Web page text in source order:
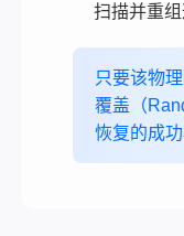
扫描并重组
只要该物
覆盖（
恢复的成功